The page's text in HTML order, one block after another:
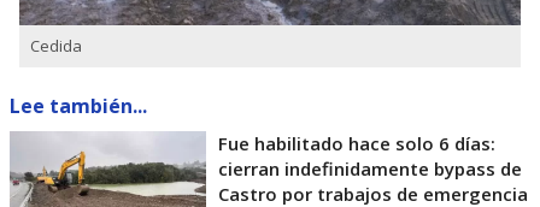
Cedida
Lee también...
Fue habilitado hace solo 6 días:
cierran indefinidamente bypass de
Castro por trabajos de emergencia